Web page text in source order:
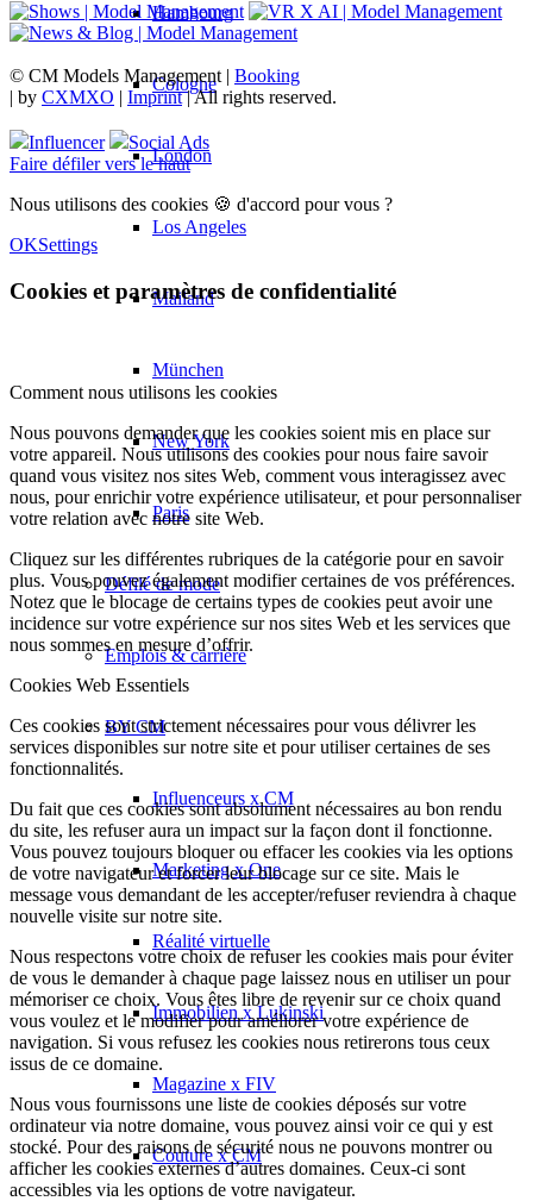
Hambourg
Cologne
London
Los Angeles
Mailand
München
New York
Paris
Défilé de mode
Emplois & carrière
BY CM
Influenceurs x CM
Marketing x One
Réalité virtuelle
Immobilien x Lukinski
Magazine x FIV
Couture x CM
© CM Models Management | Booking
| by CXMXO | Imprint| All rights reserved.
Influencer
Social Ads
Faire défiler vers le haut
Nous utilisons des cookies 🍪 d'accord pour vous ?
OKSettings
Cookies et paramètres de confidentialité
Comment nous utilisons les cookies
Nous pouvons demander que les cookies soient mis en place sur
votre appareil. Nous utilisons des cookies pour nous faire savoir
quand vous visitez nos sites Web, comment vous interagissez avec
nous, pour enrichir votre expérience utilisateur, et pour personnaliser
votre relation avec notre site Web.
Cliquez sur les différentes rubriques de la catégorie pour en savoir
plus. Vous pouvez également modifier certaines de vos préférences.
Notez que le blocage de certains types de cookies peut avoir une
incidence sur votre expérience sur nos sites Web et les services que
nous sommes en mesure d’offrir.
Cookies Web Essentiels
Ces cookies sont strictement nécessaires pour vous délivrer les
services disponibles sur notre site et pour utiliser certaines de ses
fonctionnalités.
Du fait que ces cookies sont absolument nécessaires au bon rendu
du site, les refuser aura un impact sur la façon dont il fonctionne.
Vous pouvez toujours bloquer ou effacer les cookies via les options
de votre navigateur et forcer leur blocage sur ce site. Mais le
message vous demandant de les accepter/refuser reviendra à chaque
nouvelle visite sur notre site.
Nous respectons votre choix de refuser les cookies mais pour éviter
de vous le demander à chaque page laissez nous en utiliser un pour
mémoriser ce choix. Vous êtes libre de revenir sur ce choix quand
vous voulez et le modifier pour améliorer votre expérience de
navigation. Si vous refusez les cookies nous retirerons tous ceux
issus de ce domaine.
Nous vous fournissons une liste de cookies déposés sur votre
ordinateur via notre domaine, vous pouvez ainsi voir ce qui y est
stocké. Pour des raisons de sécurité nous ne pouvons montrer ou
afficher les cookies externes d’autres domaines. Ceux-ci sont
accessibles via les options de votre navigateur.